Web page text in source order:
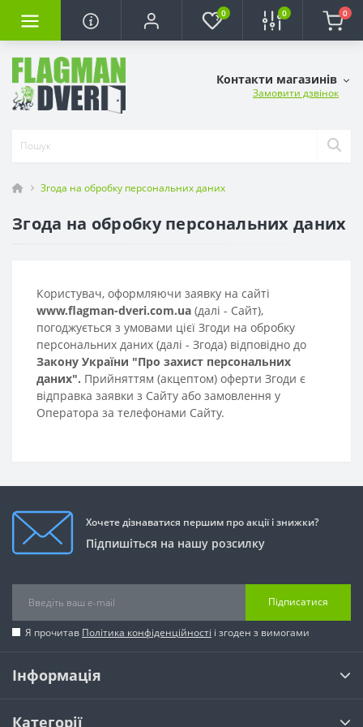
0 0 0
Контакти магазинів
Замовити дзвінок
Згода на обробку персональних даних
Згода на обробку персональних даних
Користувач, оформляючи заявку на сайті
www.flagman-dveri.com.ua (далі - Сайт),
погоджується з умовами цієї Згоди на обробку
персональних даних (далі - Згода) відповідно до
Закону України "Про захист персональних
даних". Прийняттям (акцептом) оферти Згоди є
відправка заявки з Сайту або замовлення у
Оператора за телефонами Сайту.
Хочете дізнаватися першим про акції і знижки?
Підпишіться на нашу розсилку
Підписатися
Я прочитав Політика конфіденційності і згоден з вимогами
Інформація
Категорії